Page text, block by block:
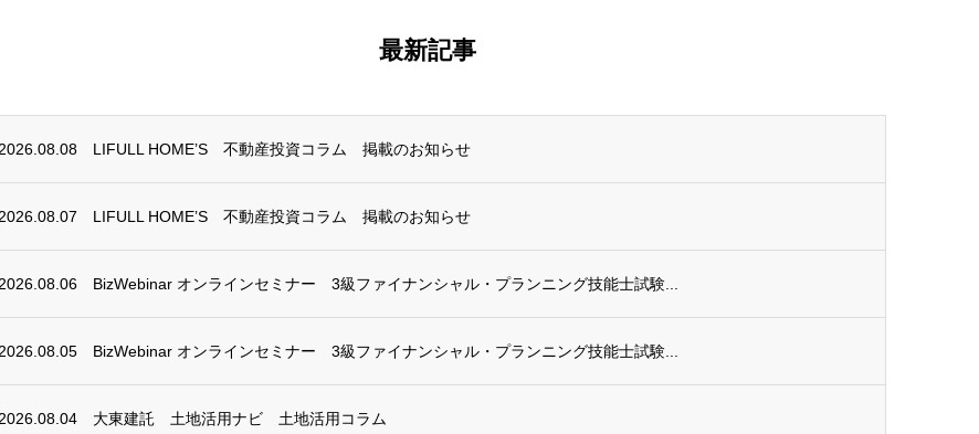
最新記事
2026.08.08 LIFULL HOME’S 不動産投資コラム 掲載のお知らせ
2026.08.07 LIFULL HOME’S 不動産投資コラム 掲載のお知らせ
2026.08.06 BizWebinar オンラインセミナー 3級ファイナンシャル・プランニング技能士試験...
2026.08.05 BizWebinar オンラインセミナー 3級ファイナンシャル・プランニング技能士試験...
2026.08.04 大東建託 土地活用ナビ 土地活用コラム